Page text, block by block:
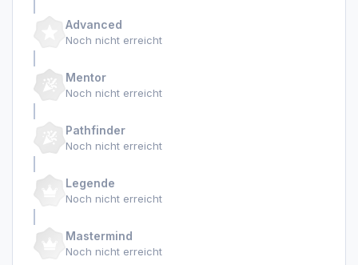
Advanced
Noch nicht erreicht
Mentor
Noch nicht erreicht
Pathfinder
Noch nicht erreicht
Legende
Noch nicht erreicht
Mastermind
Noch nicht erreicht